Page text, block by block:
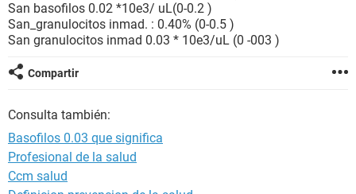
SEXUALIDAD
GLOSARIO
San basofilos 0.02 *10e3/ uL(0-0.2 )
San_granulocitos inmad. : 0.40% (0-0.5 )
San granulocitos inmad 0.03 * 10e3/uL (0 -003 )
Compartir
Consulta también:
Basofilos 0.03 que significa
Profesional de la salud
Ccm salud